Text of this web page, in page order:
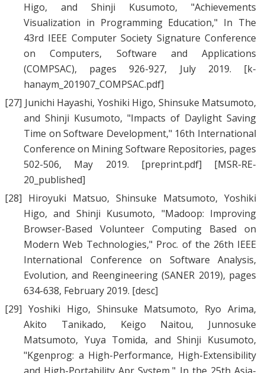
Higo, and Shinji Kusumoto, "Achievements
Visualization in Programming Education," In The
43rd IEEE Computer Society Signature Conference
on Computers, Software and Applications
(COMPSAC), pages 926-927, July 2019. [k-
hanaym_201907_COMPSAC.pdf]
[27] Junichi Hayashi, Yoshiki Higo, Shinsuke Matsumoto,
and Shinji Kusumoto, "Impacts of Daylight Saving
Time on Software Development," 16th International
Conference on Mining Software Repositories, pages
502-506, May 2019. [preprint.pdf]
[MSR-RE-
20_published]
[28] Hiroyuki Matsuo, Shinsuke Matsumoto, Yoshiki
Higo, and Shinji Kusumoto, "Madoop: Improving
Browser-Based Volunteer Computing Based on
Modern Web Technologies," Proc. of the 26th IEEE
International Conference on Software Analysis,
Evolution, and Reengineering (SANER 2019), pages
634-638, February 2019. [desc]
[29] Yoshiki Higo, Shinsuke Matsumoto, Ryo Arima,
Akito Tanikado, Keigo Naitou, Junnosuke
Matsumoto, Yuya Tomida, andShinji Kusumoto,
"Kgenprog: a High-Performance, High-Extensibility